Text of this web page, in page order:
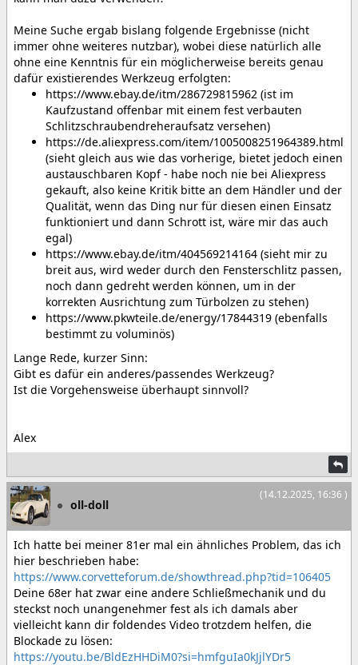
Meine Suche ergab bislang folgende Ergebnisse (nicht
immer ohne weiteres nutzbar), wobei diese natürlich alle
ohne eine Kenntnis für ein möglicherweise bereits genau
dafür existierendes Werkzeug erfolgten:
https://www.ebay.de/itm/286729815962 (ist im
Kaufzustand offenbar mit einem fest verbauten
Schlitzschraubendreheraufsatz versehen)
https://de.aliexpress.com/item/1005008251964389.html
(sieht gleich aus wie das vorherige, bietet jedoch einen
austauschbaren Kopf - habe noch nie bei Aliexpress
gekauft, also keine Kritik bitte an dem Händler und der
Qualität, wenn das Ding nur für diesen einen Einsatz
funktioniert und dann Schrott ist, wäre mir das auch
egal)
https://www.ebay.de/itm/404569214164 (sieht mir zu
breit aus, wird weder durch den Fensterschlitz passen,
noch dann gedreht werden können, um in der
korrekten Ausrichtung zum Türbolzen zu stehen)
https://www.pkwteile.de/energy/17844319 (ebenfalls
bestimmt zu voluminös)
Lange Rede, kurzer Sinn:
Gibt es dafür ein anderes/passendes Werkzeug?
Ist die Vorgehensweise überhaupt sinnvoll?
Alex
(14.12.2025, 16:36 )
oll-doll
Ich hatte bei meiner 81er mal ein ähnliches Problem, das ich
hier beschrieben habe:
https://www.corvetteforum.de/showthread.php?tid=106405
Deine 68er hat zwar eine andere Schließmechanik und du
steckst noch unangenehmer fest als ich damals aber
vielleicht kann dir foldendes Video trotzdem helfen, die
Blockade zu lösen:
https://youtu.be/BldEzHHDiM0?si=hmfguIa0kJjlYDr5